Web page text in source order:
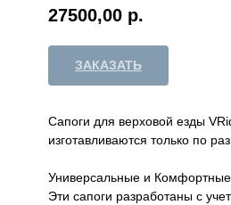
27500,00 р.
ЗАКАЗАТЬ
Сапоги для верховой езды
изготавливаются только по
Универсальные и Комфортные
Эти сапоги разработаны с